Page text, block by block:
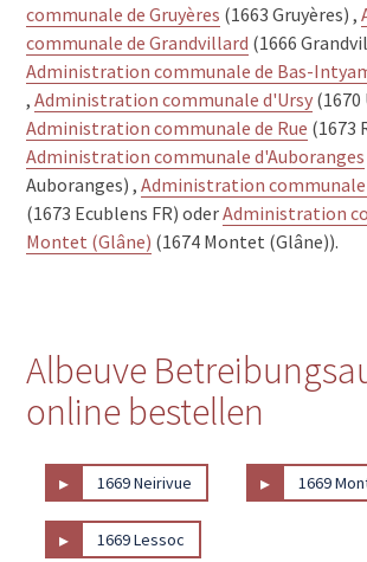
communale de Gruyères (1663 Gruyères) ,
communale de Grandvillard (1666
Administration communale de Bas-
,Administration communale d'Ursy (1670
Administration communale de Rue (1673
Administration communale d'Auboranges
Auboranges) ,Administration communale
(1673 Ecublens FR) oderAdministration
Montet (Glâne) (1674 Montet (Glâne)).
Albeuve
online bestellen
▸ 1669 Neirivue ▸ 1669
▸ 1669 Lessoc